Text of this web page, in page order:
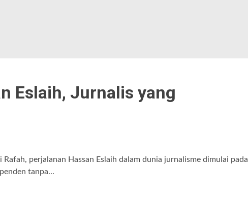
Eslaih, Jurnalis yang
perjalanan Hassan Eslaih dalam dunia jurnalisme dimulai pada
tanpa...